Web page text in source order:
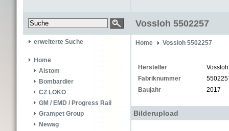
Vossloh 5502257
erweiterte Suche
Home
Alstom
Bombardier
CZ LOKO
GM / EMD / Progress Rail
Grampet Group
Newag
Home Vossloh 5502257
Hersteller
Vossloh
Fabriknummer
Baujahr
2017
Bilderupload